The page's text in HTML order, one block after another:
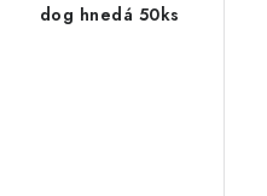
dog hnedá 50ks